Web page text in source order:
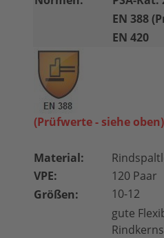
EN 388
EN 420
(Prüfwerte - siehe oben)
Material:
VPE:
120 Paar
Größen:
10-12
gute